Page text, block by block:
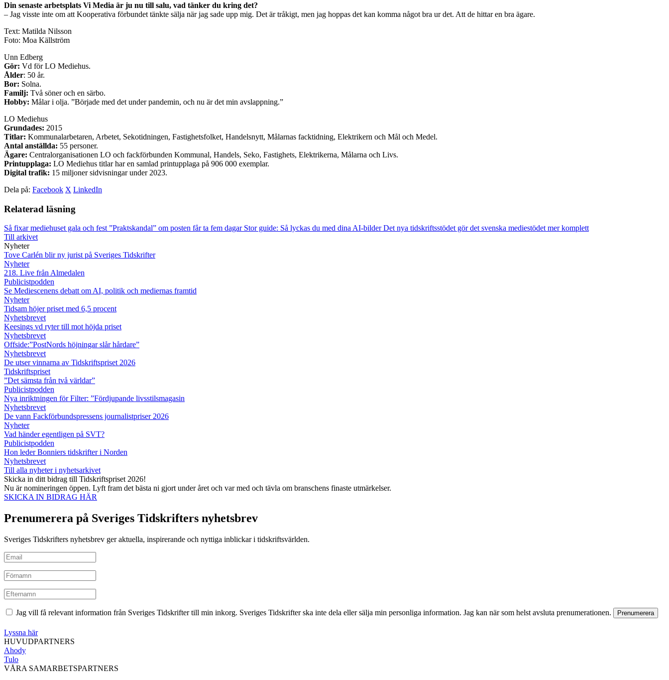
Din senaste arbetsplats Vi Media är ju nu till salu, vad tänker du kring det?
– Jag visste inte om att Kooperativa förbundet tänkte sälja när jag sade upp mig. Det är tråkigt, men jag hoppas det kan komma något bra ur det. Att de hittar en bra ägare.
Text: Matilda Nilsson
Foto: Moa Källström
Unn Edberg
Gör: Vd för LO Mediehus.
Ålder: 50 år.
Bor: Solna.
Familj: Två söner och en särbo.
Hobby: Målar i olja. ”Började med det under pandemin, och nu är det min avslappning.”
LO Mediehus
Grundades: 2015
Titlar: Kommunalarbetaren, Arbetet, Sekotidningen, Fastighetsfolket, Handelsnytt, Målarnas facktidning, Elektrikern och Mål och Medel.
Antal anställda: 55 personer.
Ägare: Centralorganisationen LO och fackförbunden Kommunal, Handels, Seko, Fastighets, Elektrikerna, Målarna och Livs.
Printupplaga: LO Mediehus titlar har en samlad printupplaga på 906 000 exemplar.
Digital trafik: 15 miljoner sidvisningar under 2023.
Dela på: Facebook X LinkedIn
Relaterad läsning
Så fixar mediehuset gala och fest ”Praktskandal” om posten får ta fem dagar Stor guide: Så lyckas du med dina AI-bilderDet nya tidskriftsstödet gör det svenska mediestödet mer komplett
Till arkivet
Nyheter
Tove Carlén blir ny jurist på Sveriges Tidskrifter
Nyheter
218. Live från Almedalen
Publicistpodden
Se Mediescenens debatt om AI, politik och mediernas framtid
Nyheter
Tidsam höjer priset med 6,5 procent
Nyhetsbrevet
Keesings vd ryter till mot höjda priset
Nyhetsbrevet
Offside:”PostNords höjningar slår hårdare”
Nyhetsbrevet
De utser vinnarna av Tidskriftspriset 2026
Tidskriftspriset
”Det sämsta från två världar”
Publicistpodden
Nya inriktningen för Filter: ”Fördjupande livsstilsmagasin
Nyhetsbrevet
De vann Fackförbundspressens journalistpriser 2026
Nyheter
Vad händer egentligen på SVT?
Publicistpodden
Hon leder Bonniers tidskrifter i Norden
Nyhetsbrevet
Till alla nyheter i nyhetsarkivet
Skicka in ditt bidrag till Tidskriftspriset 2026!
Nu är nomineringen öppen. Lyft fram det bästa ni gjort under året och var med och tävla om branschens finaste utmärkelser.
SKICKA IN BIDRAG HÄR
Prenumerera på Sveriges Tidskrifters nyhetsbrev
Sveriges Tidskrifters nyhetsbrev ger aktuella, inspirerande och nyttiga inblickar i tidskriftsvärlden.
Jag vill få relevant information från Sveriges Tidskrifter till min inkorg. Sveriges Tidskrifter ska inte dela eller sälja min personliga information. Jag kan när som helst avsluta prenumerationen.
Lyssna här
HUVUDPARTNERS
Ahody
Tulo
VÅRA SAMARBETSPARTNERS